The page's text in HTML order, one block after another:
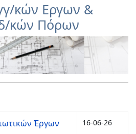
κών Εργων &
κών Πόρων
Έργων 16-06-26